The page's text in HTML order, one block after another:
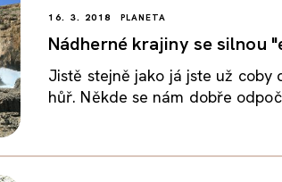
16. 3. 2018 PLANETA
Nádherné krajiny se silnou
Jistě stejně jako já jste už
hůř. Někde se nám dobře